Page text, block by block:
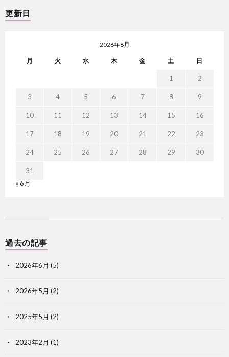
更新日
2026年8月
月 火 水 木 金 土 日
1 2
3 4 5 6 7 8 9
10 11 12 13 14 15 16
17 18 19 20 21 22 23
24 25 26 27 28 29 30
31
« 6月
過去の記事
2026年6月 (5)
2026年5月 (2)
2025年5月 (2)
2023年2月 (1)